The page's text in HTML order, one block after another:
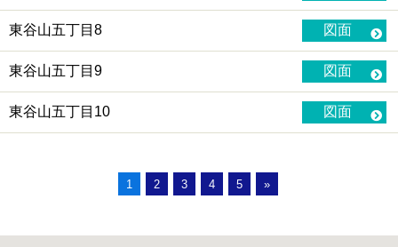
東谷山五丁目8 図面
東谷山五丁目9 図面
東谷山五丁目10 図面
1 2 3 4 5 »